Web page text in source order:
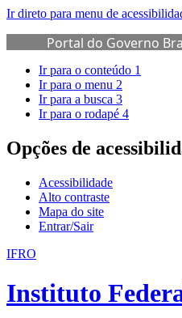
Ir direto para menu de
Portal do Governo
Ir para o conteúdo 1
Ir para o menu 2
Ir para a busca 3
Ir para o rodapé 4
Opções de
Acessibilidade
Alto contraste
Mapa do site
Entrar/Sair
IFRO
Instituto